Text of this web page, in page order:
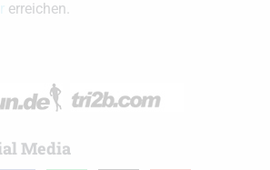
erreichen.
Media